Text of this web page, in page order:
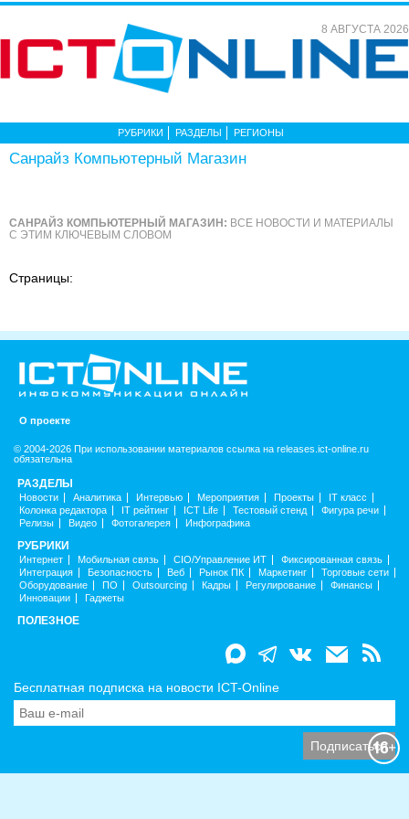
8 АВГУСТА 2026
РУБРИКИ РАЗДЕЛЫ РЕГИОНЫ
Cанрайз Компьютерный Магазин
CАНРАЙЗ КОМПЬЮТЕРНЫЙ МАГАЗИН: ВСЕ НОВОСТИ И МАТЕРИАЛЫ
С ЭТИМ КЛЮЧЕВЫМ СЛОВОМ
Страницы:
О проекте
© 2004-2026 При использовании материалов ссылка на releases.ict-online.ru
обязательна
РАЗДЕЛЫ
Новости Аналитика Интервью Мероприятия Проекты
IT класс
Колонка редактора
IT рейтинг ICT Life Тестовый стенд
Фигура речи
Релизы
Видео Фотогалерея Инфографика
РУБРИКИ
Интернет Мобильная связь CIO/Управление ИТ
Фиксированная связь
Интеграция
Безопасность Веб Рынок ПК Маркетинг
Торговые сети
Оборудование
ПО Outsourcing Кадры Регулирование
Финансы
Инновации
Гаджеты
ПОЛЕЗНОЕ
Бесплатная подписка на новости ICT-Online